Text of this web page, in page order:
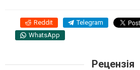
Reddit Telegram
WhatsApp
Рецензія